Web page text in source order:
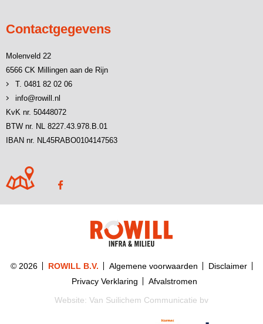
Contactgegevens
Molenveld 22
6566 CK Millingen aan de Rijn
T. 0481 82 02 06
info@rowill.nl
KvK nr. 50448072
BTW nr. NL 8227.43.978.B.01
IBAN nr. NL45RABO0104147563
© 2026 ROWILL B.V. Algemene voorwaarden
Disclaimer
Privacy Verklaring
Afvalstromen
Website: Van Suilichem Communicatie bv